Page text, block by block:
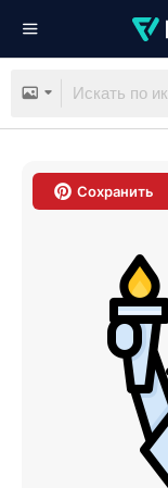
Сохранить